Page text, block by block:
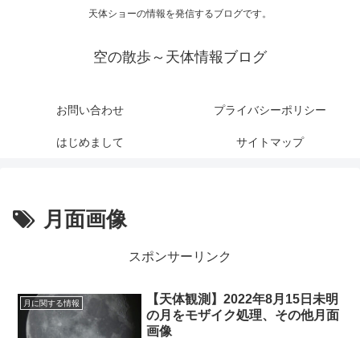
天体ショーの情報を発信するブログです。
空の散歩～天体情報ブログ
お問い合わせ プライバシーポリシー
はじめまして サイトマップ
月面画像
スポンサーリンク
月に関する情報
【天体観測】2022年8月15日未明
の月をモザイク処理、その他月面
画像